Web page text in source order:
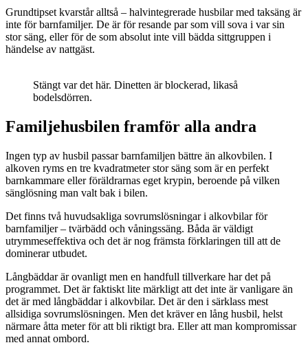
Grundtipset kvarstår alltså – halvintegrerade husbilar med taksäng är
inte för barnfamiljer. De är för resande par som vill sova i var sin
stor säng, eller för de som absolut inte vill bädda sittgruppen i
händelse av nattgäst.
Stängt var det här. Dinetten är blockerad, likaså
bodelsdörren.
Familjehusbilen framför alla andra
Ingen typ av husbil passar barnfamiljen bättre än alkovbilen. I
alkoven ryms en tre kvadratmeter stor säng som är en perfekt
barnkammare eller föräldrarnas eget krypin, beroende på vilken
sänglösning man valt bak i bilen.
Det finns två huvudsakliga sovrumslösningar i alkovbilar för
barnfamiljer – tvärbädd och våningssäng. Båda är väldigt
utrymmeseffektiva och det är nog främsta förklaringen till att de
dominerar utbudet.
Långbäddar är ovanligt men en handfull tillverkare har det på
programmet. Det är faktiskt lite märkligt att det inte är vanligare än
det är med långbäddar i alkovbilar. Det är den i särklass mest
allsidiga sovrumslösningen. Men det kräver en lång husbil, helst
närmare åtta meter för att bli riktigt bra. Eller att man kompromissar
med annat ombord.